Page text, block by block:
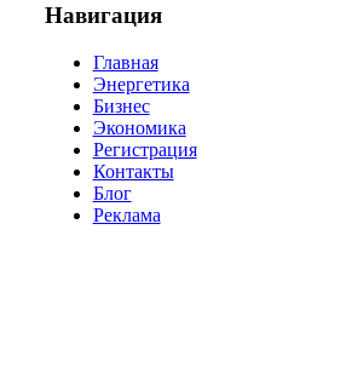
Навигация
Главная
Энергетика
Бизнес
Экономика
Регистрация
Контакты
Блог
Реклама